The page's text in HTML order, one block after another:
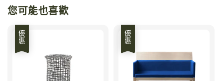
您可能也喜歡
優惠 優惠